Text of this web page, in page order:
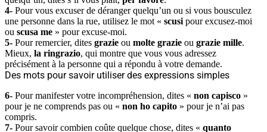
4- Pour vous excuser de déranger quelqu’un ou si vous bousculez
une personne dans la rue, utilisez le mot « scusi pour excusez-moi
ou scusa me » pour excuse-moi.
5- Pour remercier, dites grazie ou molte grazie ou grazie mille.
Mieux, la ringrazio, qui montre que vous vous adressez
précisément à la personne qui a répondu à votre demande.
Des mots pour savoir utiliser des expressions simples
6- Pour manifester votre incompréhension, dites « non capisco »
pour je ne comprends pas ou « non ho capito » pour je n’ai pas
compris.
7- Pour savoir combien coûte quelque chose, dites « quanto